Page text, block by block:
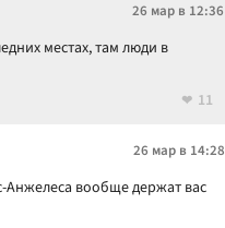
26 мар в 12:36
местах, там люди в
11
26 мар в 14:28
Анжелеса вообще держат вас